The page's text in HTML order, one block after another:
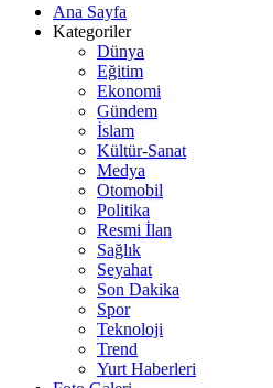
Ana Sayfa
Kategoriler
Dünya
Eğitim
Ekonomi
Gündem
İslam
Kültür-Sanat
Medya
Otomobil
Politika
Resmi İlan
Sağlık
Seyahat
Son Dakika
Spor
Teknoloji
Trend
Yurt Haberleri